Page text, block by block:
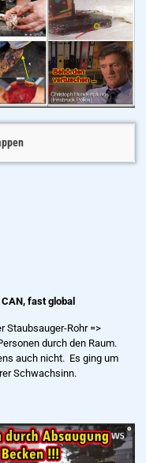
fast global
Staubsauger-Rohr =>
durch den Raum.
auch nicht. Es ging um
Schwachsinn.